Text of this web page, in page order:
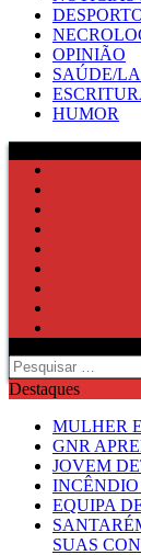
OPINIÃO
SAÚDE/
HUMOR
Pesquisar
por:
Destaques
MULHER
GNR
JOVEM
EQUIPA
SUAS